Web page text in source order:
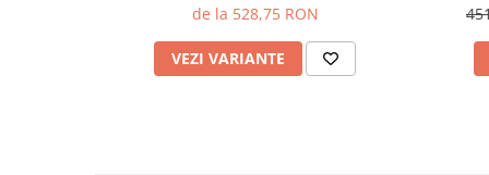
de la 528,75 RON
VEZI VARIANTE